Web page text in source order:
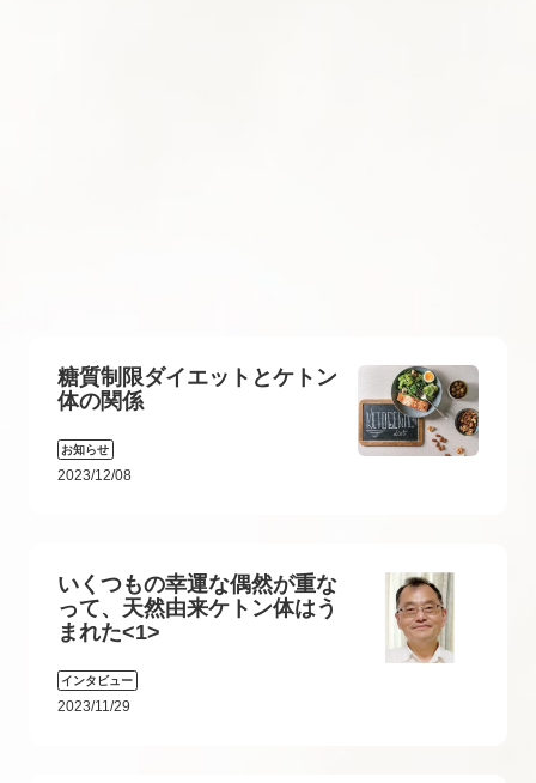
糖質制限ダイエットとケトン
体の関係
お知らせ
2023/12/08
いくつもの幸運な偶然が重な
って、天然由来ケトン体はう
まれた<1>
インタビュー
2023/11/29